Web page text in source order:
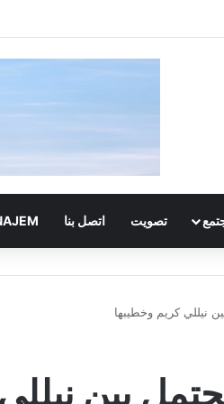
تصويت اتصل بنا
نيللي كريم وخطيبها
بين